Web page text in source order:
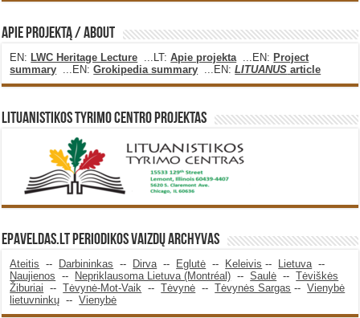
Apie projektą / About
EN:LWC Heritage Lecture ...LT:Apie projekta ...EN:Project
summary ...EN:Grokipedia summary ...EN:LITUANUS article
Lituanistikos Tyrimo Centro Projektas
Epaveldas.LT periodikos vaizdų archyvas
Ateitis -- Darbininkas -- Dirva -- Eglutė -- Keleivis -- Lietuva --
Naujienos -- Nepriklausoma Lietuva (Montréal) --Saulė --Tėviškės
Žiburiai --Tėvynė-Mot-Vaik --Tėvynė --Tėvynės Sargas --Vienybė
lietuvninkų --Vienybė